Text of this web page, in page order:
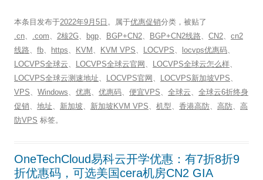
本条目发布于2022年9月5日 。属于优惠促销分类，被贴了
.cn、 .com、 2核2G、 bgp、 BGP+CN2、 BGP+CN2线路、 CN2、 cn2
线路、 fb、 https、 KVM 、 KVM VPS、 LOCVPS、 locvps优惠码、
LOCVPS全球云、 LOCVPS全球云官网 、 LOCVPS全球云怎么样、
LOCVPS全球云测速地址、 LOCVPS官网 、 LOCVPS新加坡VPS、
VPS、 Windows、 优惠、 优惠码、 便宜VPS、 全球云、 全球云6折终身
促销、 地址、 新加坡、 新加坡KVM VPS、 机型、 香港高防、 高防、 高
防VPS 标签。
OneTechCloud易科云开学优惠：有7折8折9
折优惠码，可选美国cera机房CN2 GIA